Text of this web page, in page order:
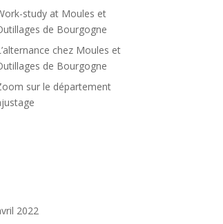
study at Moules et
de Bourgogne
chez Moules et
de Bourgogne
sur le département
2022